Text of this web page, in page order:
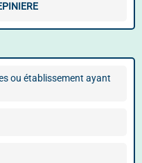
ou établissement ayant